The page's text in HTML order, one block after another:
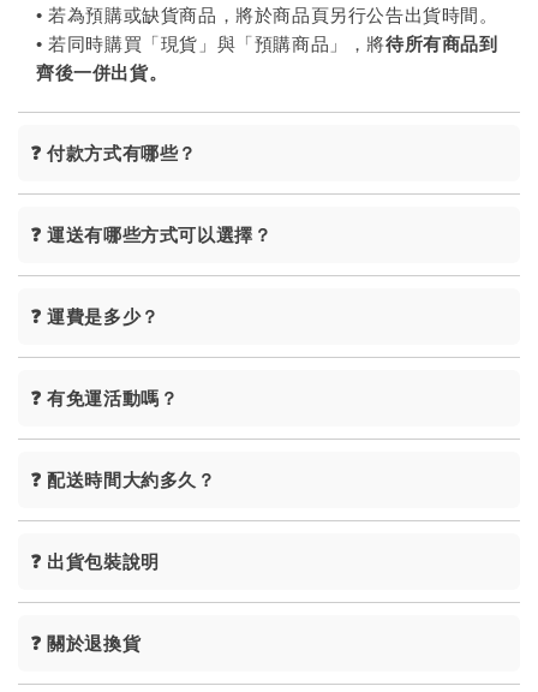
• 若為預購或缺貨商品，將於商品頁另行公告出貨時間。
• 若同時購買「現貨」與「預購商品」，將待所有商品到
齊後一併出貨。
❓ 付款方式有哪些？
❓ 運送有哪些方式可以選擇？
❓ 運費是多少？
❓ 有免運活動嗎？
❓ 配送時間大約多久？
❓ 出貨包裝說明
❓ 關於退換貨